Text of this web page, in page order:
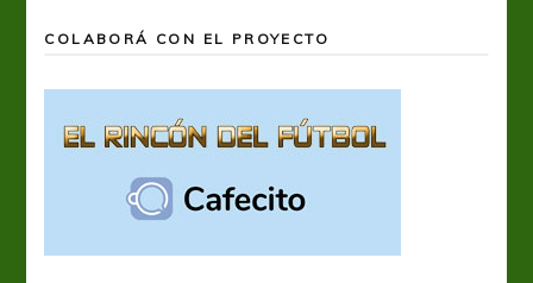
COLABORÁ CON EL PROYECTO